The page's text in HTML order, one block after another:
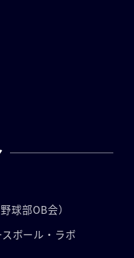
球部OB会）
ボール・ラボ